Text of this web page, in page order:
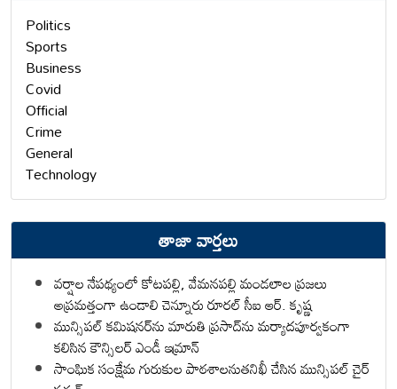
Politics
Sports
Business
Covid
Official
Crime
General
Technology
తాజా వార్తలు
వర్షాల నేపథ్యంలో కోటపల్లి, వేమనపల్లి మండలాల ప్రజలు
అప్రమత్తంగా ఉండాలి చెన్నూరు రూరల్ సీఐ ఆర్. కృష్ణ
మున్సిపల్ కమిషనర్‌ను మారుతి ప్రసాద్‌ను మర్యాదపూర్వకంగా
కలిసిన కౌన్సిలర్ ఎండీ ఇమ్రాన్ ​
సాంఘిక సంక్షేమ గురుకుల పాఠశాలనుతనిఖీ చేసిన మున్సిపల్ చైర్